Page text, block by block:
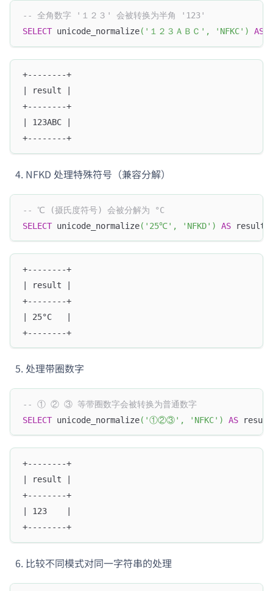
-- 全角数字 '１２３' 会被转换为半角 '123'
SELECT unicode_normalize( '１２３ＡＢＣ' , 'NFKC' ) AS
+--------+
| result |
+--------+
| 123ABC |
+--------+
NFKD 处理特殊符号（兼容分解）
-- ℃ (摄氏度符号) 会被分解为 °C
SELECT unicode_normalize( '25℃' , 'NFKD' ) AS result
+--------+
| result |
+--------+
| 25°C   |
+--------+
处理带圈数字
-- ① ② ③ 等带圈数字会被转换为普通数字
SELECT unicode_normalize( '①②③' , 'NFKC' ) AS result
+--------+
| result |
+--------+
| 123    |
+--------+
比较不同模式对同一字符串的处理